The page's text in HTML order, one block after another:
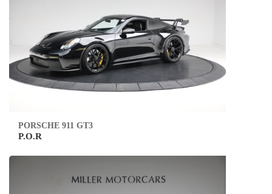
PORSCHE 911 GT3
P.O.R